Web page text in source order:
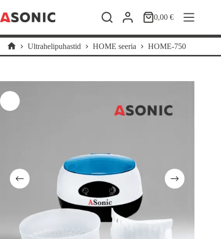
to
content
Shopping
0,00€
Home
Ultrahelipuhastid HOME seeria HOME-750